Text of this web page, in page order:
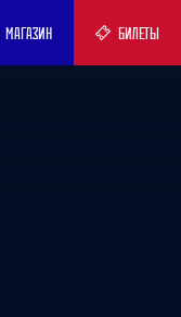
МАГАЗИН БИЛЕТЫ